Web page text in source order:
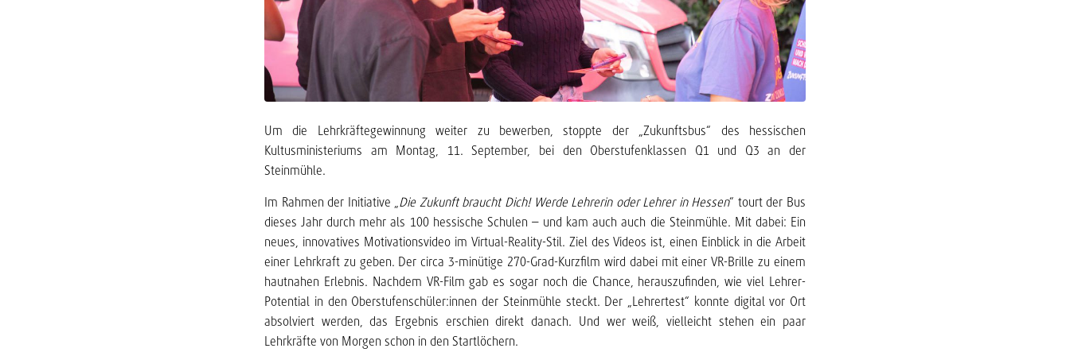
Um die Lehrkräftegewinnung weiter zu bewerben, stoppte der „Zukunftsbus“ des hessischen
Kultusministeriums am Montag, 11. September, bei den Oberstufenklassen Q1 und Q3 an der
Steinmühle.
Im Rahmen der Initiative „ Die Zukunft braucht Dich! Werde Lehrerin oder Lehrer in Hessen“ tourt der Bus
dieses Jahr durch mehr als 100 hessische Schulen – und kam auch auch die Steinmühle. Mit dabei: Ein
neues, innovatives Motivationsvideo im Virtual-Reality-Stil. Ziel des Videos ist, einen Einblick in die Arbeit
einer Lehrkraft zu geben. Der circa 3-minütige 270-Grad-Kurzfilm wird dabei mit einer VR-Brille zu einem
hautnahen Erlebnis. Nachdem VR-Film gab es sogar noch die Chance, herauszufinden, wie viel Lehrer-
Potential in den Oberstufenschüler:innen der Steinmühle steckt. Der „Lehrertest“ konnte digital vor Ort
absolviert werden, das Ergebnis erschien direkt danach. Und wer weiß, vielleicht stehen ein paar
Lehrkräfte von Morgen schon in den Startlöchern.